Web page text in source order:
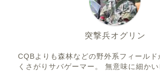
突撃兵オグリン
CQBよりも森林などの野外系フィールド
くさがりサバゲーマー。 無意味に細か